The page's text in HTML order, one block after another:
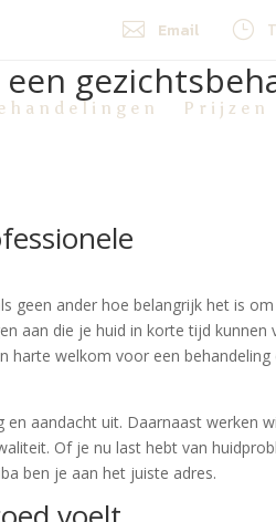
 Email }
Prijzen
geen ander hoe belangrijk het is
aan die je huid in korte tijd kunnen
harte welkom voor een
aandacht uit. Daarnaast werken
Of je nu last hebt van
ben je aan het juiste adres.